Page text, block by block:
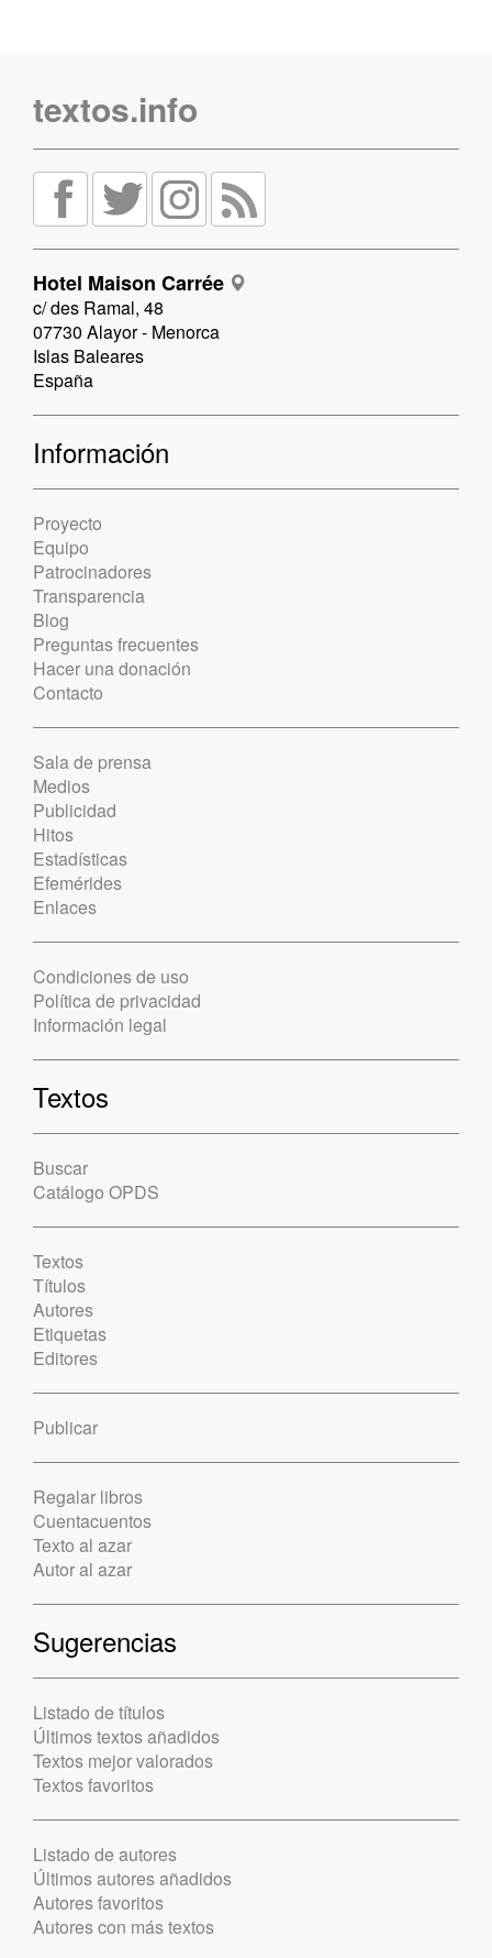
textos.info
Hotel Maison Carrée
c/ des Ramal, 48
07730 Alayor - Menorca
Islas Baleares
España
Información
Proyecto
Equipo
Patrocinadores
Transparencia
Blog
Preguntas frecuentes
Hacer una donación
Contacto
Sala de prensa
Medios
Publicidad
Hitos
Estadísticas
Efemérides
Enlaces
Condiciones de uso
Política de privacidad
Información legal
Textos
Buscar
Catálogo OPDS
Textos
Títulos
Autores
Etiquetas
Editores
Publicar
Regalar libros
Cuentacuentos
Texto al azar
Autor al azar
Sugerencias
Listado de títulos
Últimos textos añadidos
Textos mejor valorados
Textos favoritos
Listado de autores
Últimos autores añadidos
Autores favoritos
Autores con más textos